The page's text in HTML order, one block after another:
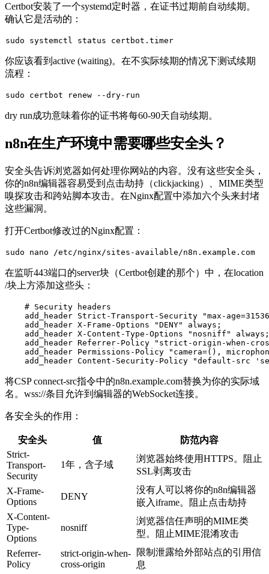
Certbot安装了一个systemd定时器，在证书过期前自动续期。
确认它是活动的：
sudo
你应该看到 active (waiting)。在不实际续期的情况下测试续期
流程：
sudo
dry run成功意味着你的证书将每60-90天自动续期。
n8n在生产环境中需要哪些安全头？
安全头告诉浏览器如何处理你网站的内容。没有这些安全头，
你的n8n编辑器容易受到点击劫持（clickjacking）、MIME类型
嗅探攻击和跨站脚本攻击。在Nginx配置中添加六个头来封堵
这些漏洞。
打开Certbot修改过的Nginx配置：
sudo
在监听443端口的server块（Certbot创建的那个）中，在location
/块上方添加这些头：
    # Security headers
add_header Strict-Transport-Security "max-
    add_header X-Frame-Options "DENY" always;
    add_header X-Content-Type-Options "nosniff" always;
add_header Referrer-Policy "strict-origin-when-
add_header Permissions-Policy "camera=(),
将CSPconnect-src指令中的n8n.example.com替换为你的实际域
名。 wss://条目允许到编辑器的WebSocket连接。
各安全头的作用：
安全头 值
防范内容
Strict-
Transport-
Security
1年，含子域
浏览器始终使用HTTPS。阻止
SSL剥离攻击
X-Frame-
Options
DENY
没有人可以将你的n8n编辑器
嵌入iframe。阻止点击劫持
X-Content-
Type-
Options
nosniff
浏览器信任声明的MIME类
型。阻止MIME混淆攻击
Referrer-
Policy
strict-origin-when-
cross-origin
限制泄露给外部站点的引用信
息